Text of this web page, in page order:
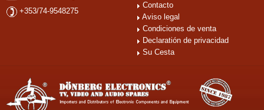
+353/74-9548275
Contacto
Aviso legal
Condiciones de venta
Declaratión de privacidad
Su Cesta